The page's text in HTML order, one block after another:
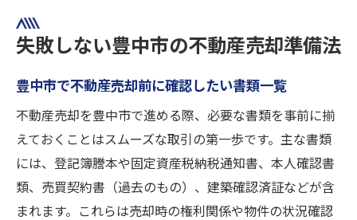
失敗しない豊中市の不動産売却準備法
豊中市で不動産売却前に確認したい書類一覧
不動産売却を豊中市で進める際、必要な書類を事前に揃
えておくことはスムーズな取引の第一歩です。主な書類
には、登記簿謄本や固定資産税納税通知書、本人確認書
類、売買契約書（過去のもの）、建築確認済証などが含
まれます。これらは売却時の権利関係や物件の状況確認